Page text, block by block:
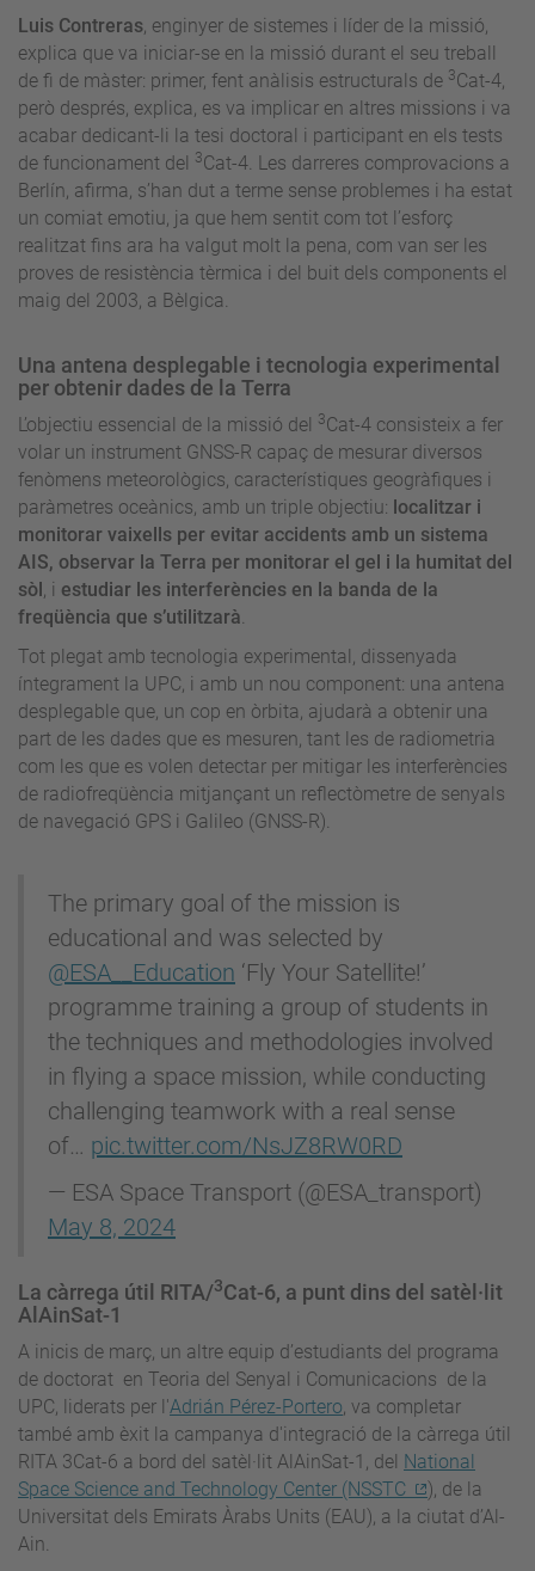
Luis Contreras, enginyer de sistemes i líder de la missió,
explica que va iniciar-se en la missió durant el seu treball
de fi de màster: primer, fent anàlisis estructurals de 3Cat-4,
però després, explica, es va implicar en altres missions i va
acabar dedicant-li la tesi doctoral i participant en els tests
de funcionament del
3Cat-4. Les darreres comprovacions a
Berlín, afirma, s’han dut a terme sense problemes i ha estat
un comiat emotiu, ja que hem sentit com tot l’esforç
realitzat fins ara ha valgut molt la pena, com van ser les
proves de resistència tèrmica i del buit dels components el
maig del 2003, a Bèlgica.
Una antena desplegable i tecnologia experimental
per obtenir dades de la Terra
L’objectiu essencial de la missió del 3Cat-4 consisteix a fer
volar un instrument GNSS-R capaç de mesurar diversos
fenòmens meteorològics, característiques geogràfiques i
paràmetres oceànics, amb un triple objectiu: localitzar i
monitorar vaixells per evitar accidents amb un sistema
AIS, observar la Terra per monitorar el gel i la humitat del
sòl , i estudiar les interferències en la banda de la
freqüència que s’utilitzarà.
Tot plegat amb tecnologia experimental, dissenyada
íntegrament la UPC, i amb un nou component: una antena
desplegable que, un cop en òrbita, ajudarà a obtenir una
part de les dades que es mesuren, tant les de radiometria
com les que es volen detectar per mitigar les interferències
de radiofreqüència mitjançant un reflectòmetre de senyals
de navegació GPS i Galileo (GNSS-R).
The primary goal of the mission is
educational and was selected by
@ESA__Education ‘Fly Your Satellite!’
programme training a group of students in
the techniques and methodologies involved
in flying a space mission, while conducting
challenging teamwork with a real sense
of… pic.twitter.com/NsJZ8RW0RD
— ESA Space Transport (@ESA_transport)
May 8, 2024
La càrrega útil RITA/3Cat-6, a punt dins del satèl·lit
AlAinSat-1
A inicis de març, un altre equip d’estudiants del programa
de doctorat en Teoria del Senyal i Comunicacions de la
UPC, liderats per l'Adrián Pérez-Portero, va completar
també amb èxit la campanya d'integració de la càrrega útil
RITA 3Cat-6 a bord del satèl·lit AlAinSat-1, del National
Space Science and Technology Center (NSSTC
), de la
Universitat dels Emirats Àrabs Units (EAU), a la ciutat d’Al-
Ain.